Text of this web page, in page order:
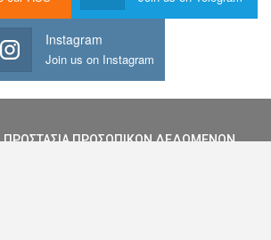
Instagram
Join us on Instagram
ΠΡΟΣΤΑΣΙΑ ΠΡΟΣΩΠΙΚΩΝ ΔΕΔΩΜΕΝΩΝ